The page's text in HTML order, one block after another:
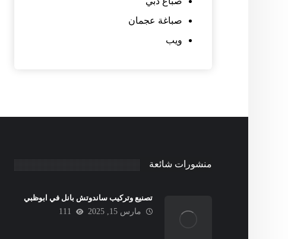
صباغة عجمان
ويب
منشورات شائعة
تصنيع وتركيب ساندوتش بانل في ابوظبي
مارس 15, 2025
111